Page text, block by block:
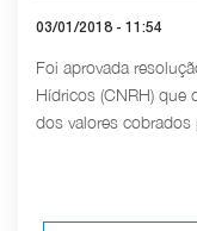
03/01/2018 - 11:54
Foi aprovada
Hídricos (CNRH) que
dos valores cobrados